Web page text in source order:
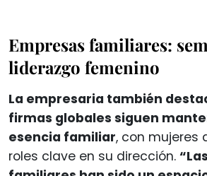
Empresas familiares:
liderazgo femenino
La empresaria también
firmas globales siguen
esencia familiar, con mujeres
roles clave en su dirección.